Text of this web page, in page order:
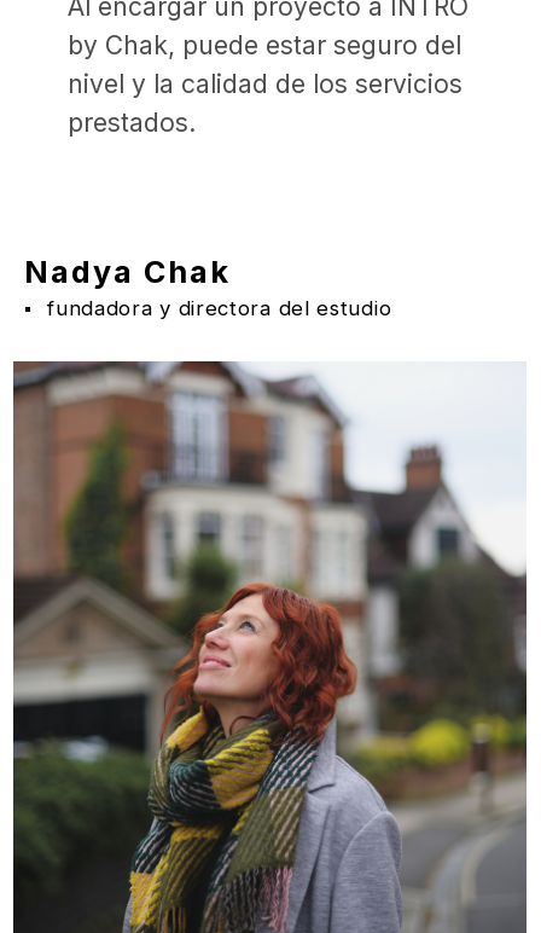
La carrera de Nadya Chak
comenzó con trabajos sencillos
pero interesantes en 1998 y,
desde entonces,
ha experimentado una evolución
dinámica en el proceso
de realización de diversos
proyectos. En 2005, Nadya fundó
el estudio INTRO, que opera con
éxito en el campo